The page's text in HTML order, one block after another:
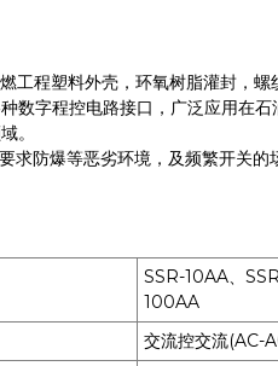
工程塑料外壳，环氧树脂灌封，
数字程控电路接口，广泛应用在
。
求防爆等恶劣环境，及频繁开关的
SSR-10AA、
100AA
交流控交流(AC-